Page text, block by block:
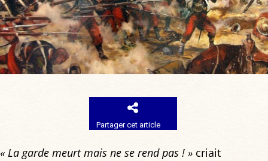
Partager cet article
« La garde meurt mais ne se rend pas ! » criait